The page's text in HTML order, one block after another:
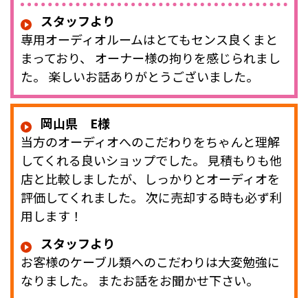
スタッフより
専用オーディオルームはとてもセンス良くまと
まっており、 オーナー様の拘りを感じられまし
た。 楽しいお話ありがとうございました。
岡山県 E様
当方のオーディオへのこだわりをちゃんと理解
してくれる良いショップでした。 見積もりも他
店と比較しましたが、しっかりとオーディオを
評価してくれました。 次に売却する時も必ず利
用します！
スタッフより
お客様のケーブル類へのこだわりは大変勉強に
なりました。 またお話をお聞かせ下さい。